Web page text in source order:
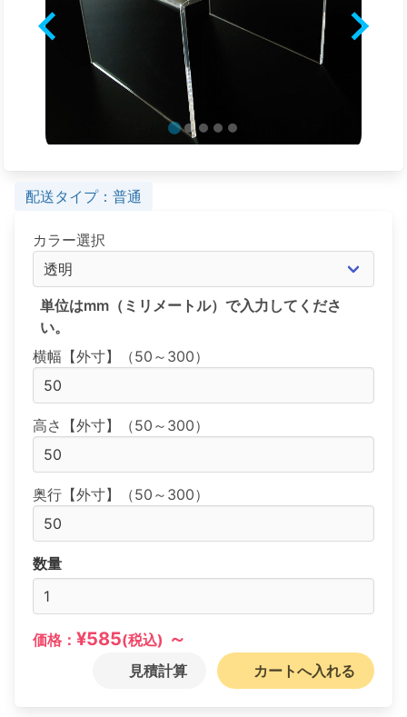
配送タイプ：普通
カラー選択
単位はmm（ミリメートル）で入力してくださ
い。
横幅【外寸】（50～300）
高さ【外寸】（50～300）
奥行【外寸】（50～300）
数量
価格： ¥585(税込) ～
見積計算 カートへ入れる